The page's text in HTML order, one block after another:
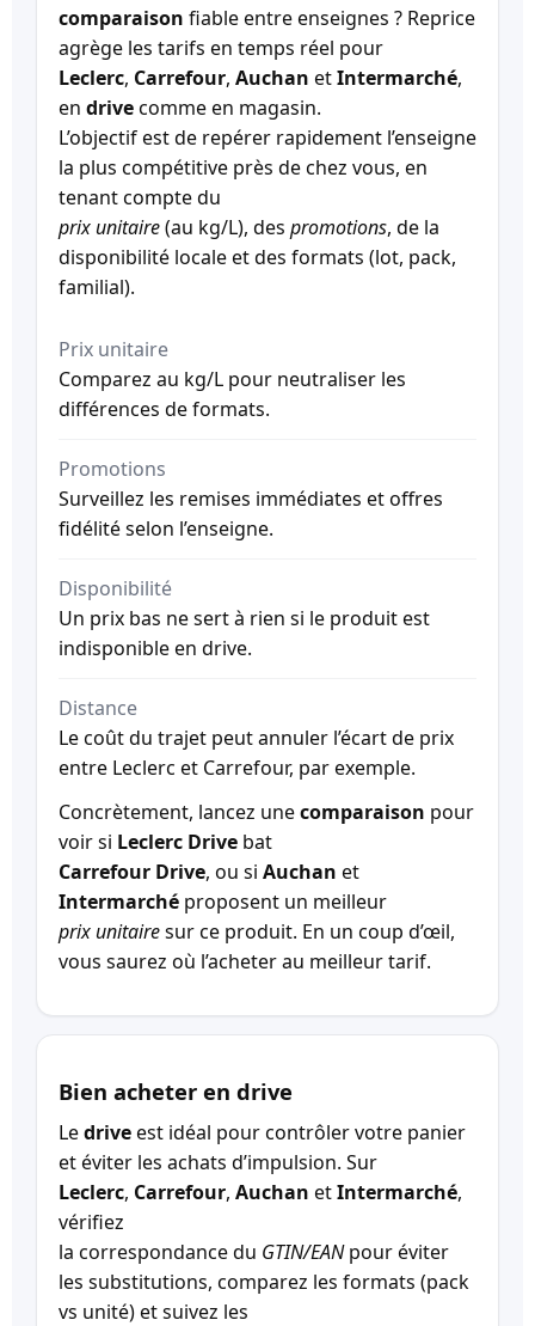
comparaison fiable entre enseignes ? Reprice
agrège les tarifs en temps réel pour
Leclerc, Carrefour, Auchan etIntermarché,
en drivecomme en magasin.
L’objectif est de repérer rapidement l’enseigne
la plus compétitive près de chez vous, en
tenant compte du
prix unitaire(au kg/L), des promotions, de la
disponibilité locale et des formats (lot, pack,
familial).
Prix unitaire
Comparez au kg/L pour neutraliser les
différences de formats.
Promotions
Surveillez les remises immédiates et offres
fidélité selon l’enseigne.
Disponibilité
Un prix bas ne sert à rien si le produit est
indisponible en drive.
Distance
Le coût du trajet peut annuler l’écart de prix
entre Leclerc et Carrefour, par exemple.
Concrètement, lancez unecomparaison pour
voir si Leclerc Drive bat
Carrefour Drive, ou si Auchan et
Intermarché proposent un meilleur
prix unitairesur ce produit. En un coup d’œil,
vous saurez où l’acheter au meilleur tarif.
Bien acheter en drive
Ledriveest idéal pour contrôler votre panier
et éviter les achats d’impulsion. Sur
Leclerc, Carrefour, Auchan etIntermarché,
vérifiez
la correspondance du GTIN/EANpour éviter
les substitutions, comparez les formats (pack
vs unité) et suivez les